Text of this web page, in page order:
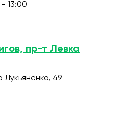
13:00
пр-т Левка
Лукьяненко, 49